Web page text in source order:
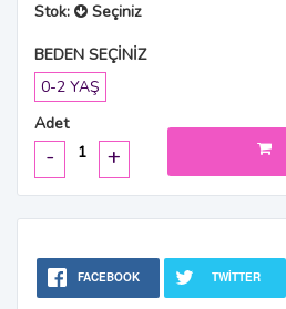
Stok:
Seçiniz
BEDEN SEÇİNİZ
0-2 YAŞ
Adet
- +
FACEBOOK TWITTER